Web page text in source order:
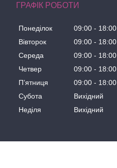
ГРАФІК РОБОТИ
Понеділок 09:00
18:00
Вівторок
09:00
18:00
Середа
09:00
18:00
Четвер
09:00
18:00
Пʼятниця
09:00
18:00
Субота
Вихідний
Неділя
Вихідний